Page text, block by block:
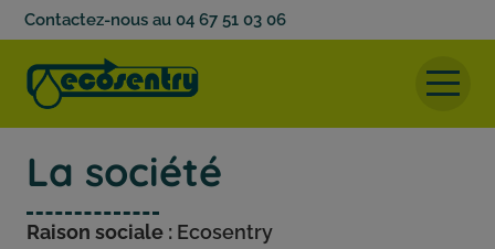
Contactez-nous au 04 67 51 03 06
Disjoncteur d’eau
Nos produits
La société
Raison sociale : Ecosentry